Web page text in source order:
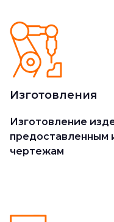
Изготовления
Изготовление
предоставленным
чертежам